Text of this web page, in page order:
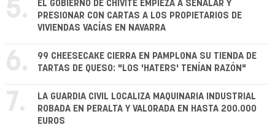
5.
EL GOBIERNO DE CHIVITE EMPIEZA A SEÑALAR Y
PRESIONAR CON CARTAS A LOS PROPIETARIOS DE
VIVIENDAS VACÍAS EN NAVARRA
6.
99 CHEESECAKE CIERRA EN PAMPLONA SU TIENDA DE
TARTAS DE QUESO: "LOS 'HATERS' TENÍAN RAZÓN"
7.
LA GUARDIA CIVIL LOCALIZA MAQUINARIA INDUSTRIAL
ROBADA EN PERALTA Y VALORADA EN HASTA 200.000
EUROS